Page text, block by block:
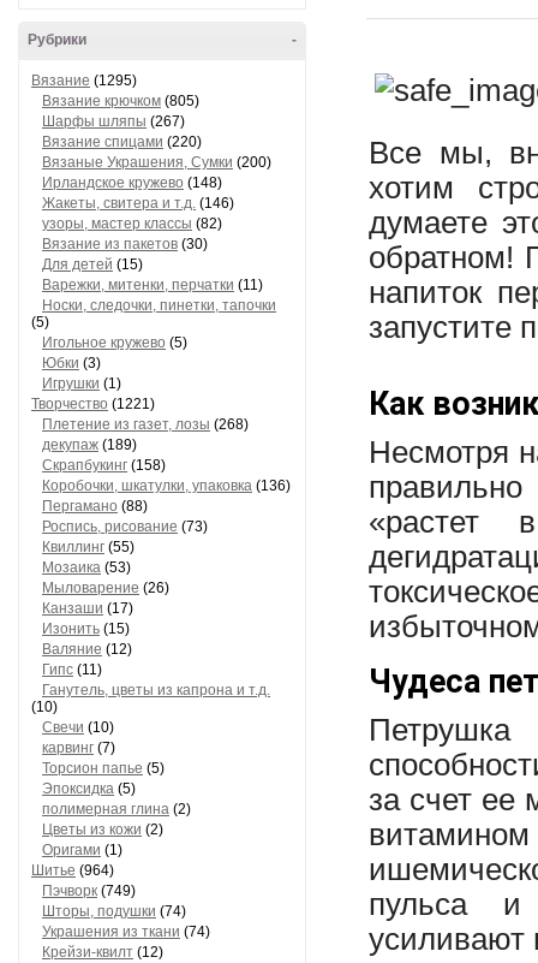
-
Рубрики
Вязание (1295)
Вязание крючком (805)
Шарфы шляпы (267)
Вязание спицами (220)
Вязаные Украшения, Сумки (200)
Ирландское кружево (148)
Жакеты, свитера и т.д. (146)
узоры, мастер классы (82)
Вязание из пакетов (30)
Для детей (15)
Варежки, митенки, перчатки (11)
Носки, следочки, пинетки, тапочки
(5)
Игольное кружево (5)
Юбки (3)
Игрушки (1)
Творчество (1221)
Плетение из газет, лозы (268)
декупаж (189)
Скрапбукинг (158)
Коробочки, шкатулки, упаковка (136)
Пергамано (88)
Роспись, рисование (73)
Квиллинг (55)
Мозаика (53)
Мыловарение (26)
Канзаши (17)
Изонить (15)
Валяние (12)
Гипс (11)
Ганутель, цветы из капрона и т.д.
(10)
Свечи (10)
карвинг (7)
Торсион папье (5)
Эпоксидка (5)
полимерная глина (2)
Цветы из кожи (2)
Оригами (1)
Шитье (964)
Пэчворк (749)
Шторы, подушки (74)
Украшения из ткани (74)
Крейзи-квилт (12)
Все мы,
хотим
думаете
обратном!
напиток
запустите
Как
Несмотря
«растет
Чудеса
за счет ее
пульса и